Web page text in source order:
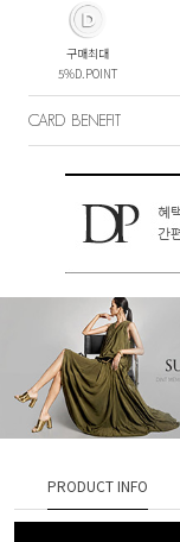
구매최대
5%D.POINT
CARD BENEFIT
PRODUCT INFO